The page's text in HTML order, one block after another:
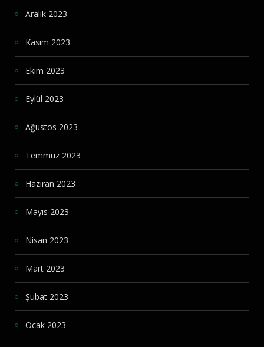
Aralık 2023
Kasım 2023
Ekim 2023
Eylül 2023
Ağustos 2023
Temmuz 2023
Haziran 2023
Mayıs 2023
Nisan 2023
Mart 2023
Şubat 2023
Ocak 2023